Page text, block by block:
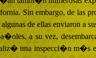
Sin embargo, de
de ellas enviaron a
a su vez,
una inspecci�n m�s